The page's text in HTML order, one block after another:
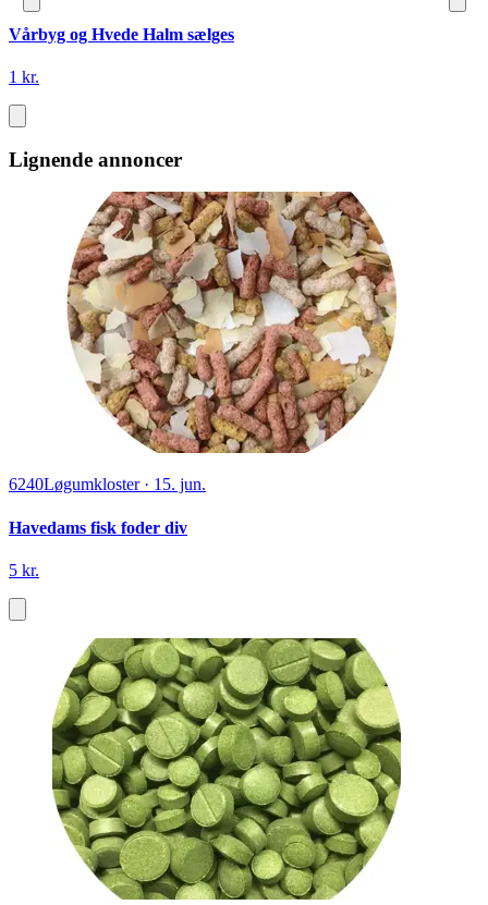
Vårbyg og Hvede Halm sælges
1 kr.
Lignende annoncer
6240Løgumkloster· 15. jun.
Havedams fisk foder div
5 kr.